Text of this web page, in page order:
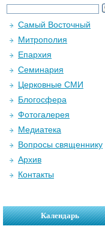
Самый Восточный
Митрополия
Епархия
Семинария
Церковные СМИ
Блогосфера
Фотогалерея
Медиатека
Вопросы священнику
Архив
Контакты
Календарь